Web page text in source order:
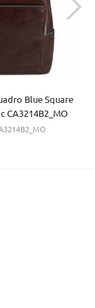
Blue Square
CA3214B2_MO